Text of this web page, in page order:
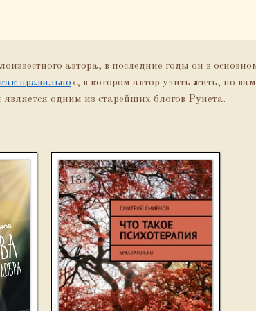
автора, в последние годы он в
как правильно », в котором автор учить жить, но
является одним из старейших блогов Рунета.